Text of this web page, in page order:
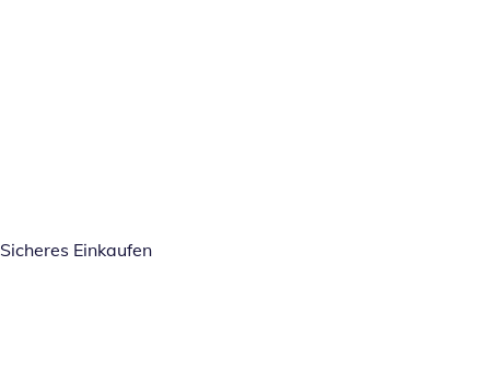
Sicheres Einkaufen